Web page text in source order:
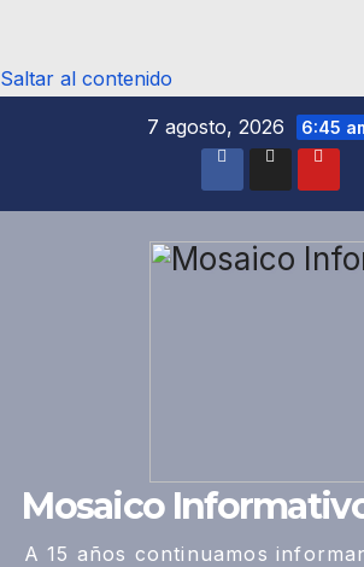
Saltar al contenido
7 agosto, 2026
6:45
Mosaico
A 15 años continuamos